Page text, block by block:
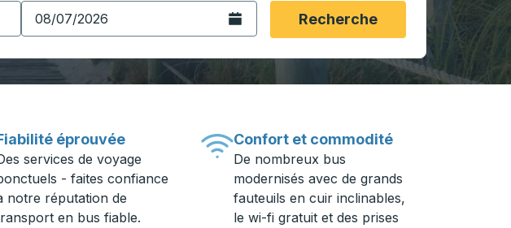
utilisez les touches fléchées pour accéder à la ville d'origine souhaitée, puis
pour ouvrir les options de localisation, puis utilisez les touches fléchées
Ouvrez le calendrier.Recherche
éprouvée
services de voyage
- faites confiance
notre réputation de
en bus fiable.
Confort et commodité
De nombreux bus
modernisés avec de grands
fauteuils en cuir inclinables,
le wi-fi gratuit et des prises